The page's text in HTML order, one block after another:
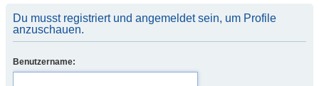
Du musst registriert und angemeldet sein, um Profile
anzuschauen.
Benutzername: